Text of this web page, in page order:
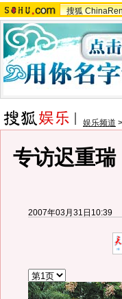
搜狐
娱乐频道 >
专访迟重
2007年03月31日10:39